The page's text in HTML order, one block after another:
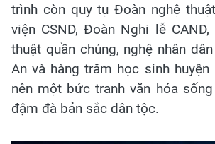
trình còn quy tụ Đoàn nghệ
viện CSND, Đoàn Nghi lễ
thuật quần chúng, nghệ nhân
An và hàng trăm học sinh
nên một bức tranh văn hóa
đậm đà bản sắc dân tộc.